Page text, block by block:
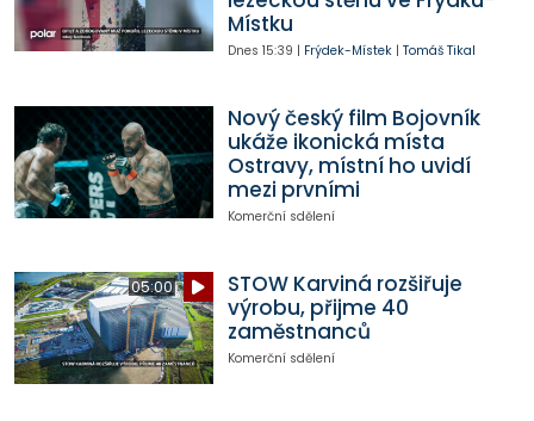
Místku
Dnes 15:39 | Frýdek-Místek| Tomáš Tikal
Nový český film Bojovník
ukáže ikonická místa
Ostravy, místní ho uvidí
mezi prvními
Komerční sdělení
05:00
STOW Karviná rozšiřuje
výrobu, přijme 40
zaměstnanců
Komerční sdělení